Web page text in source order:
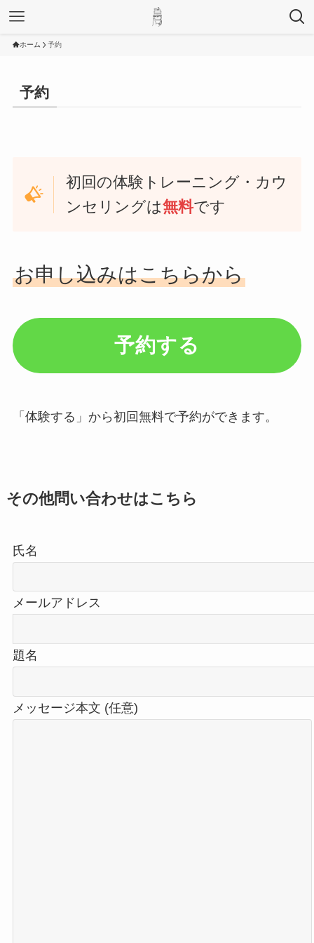
ホーム 予約
予約
初回の体験トレーニング・カウ
ンセリングは無料です
お申し込みはこちらから
予約する
「体験する」から初回無料で予約ができます。
その他問い合わせはこちら
氏名
メールアドレス
題名
メッセージ本文 (任意)